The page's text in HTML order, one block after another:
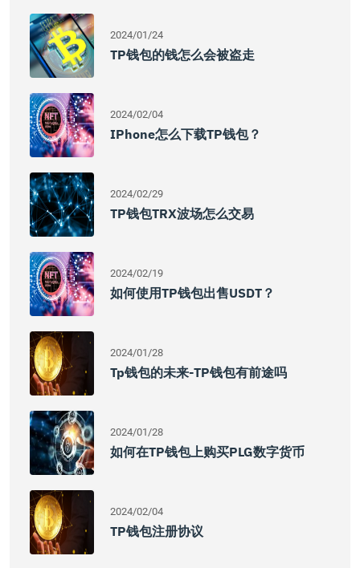
2024/01/24
TP钱包的钱怎么会被盗走
2024/02/04
IPhone怎么下载TP钱包？
2024/02/29
TP钱包TRX波场怎么交易
2024/02/19
如何使用TP钱包出售USDT？
2024/01/28
Tp钱包的未来-TP钱包有前途吗
2024/01/28
如何在TP钱包上购买PLG数字货币
2024/02/04
TP钱包注册协议